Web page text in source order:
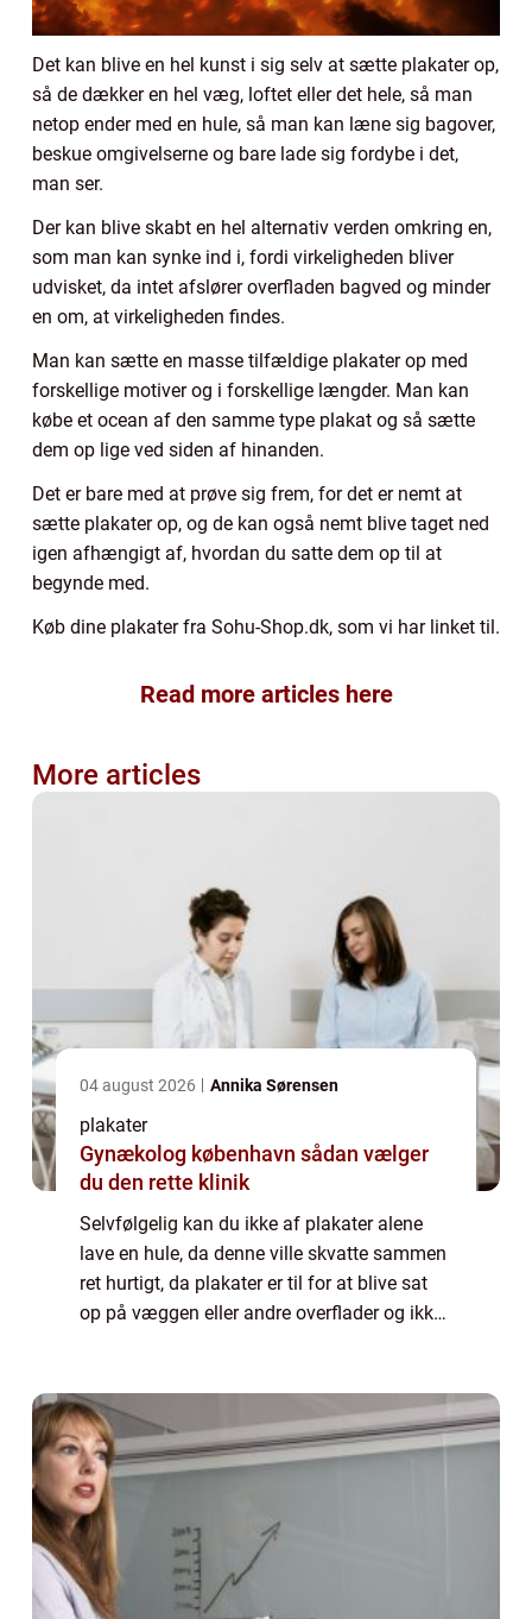
Det kan blive en hel kunst i sig selv at sætte plakater op,
så de dækker en hel væg, loftet eller det hele, så man
netop ender med en hule, så man kan læne sig bagover,
beskue omgivelserne og bare lade sig fordybe i det,
man ser.
Der kan blive skabt en hel alternativ verden omkring en,
som man kan synke ind i, fordi virkeligheden bliver
udvisket, da intet afslører overfladen bagved og minder
en om, at virkeligheden findes.
Man kan sætte en masse tilfældige plakater op med
forskellige motiver og i forskellige længder. Man kan
købe et ocean af den samme type plakat og så sætte
dem op lige ved siden af hinanden.
Det er bare med at prøve sig frem, for det er nemt at
sætte plakater op, og de kan også nemt blive taget ned
igen afhængigt af, hvordan du satte dem op til at
begynde med.
Køb dine plakater fra Sohu-Shop.dk, som vi har linket til.
Read more articles here
More articles
04 august 2026 Annika Sørensen
plakater
Gynækolog københavn sådan vælger
du den rette klinik
Selvfølgelig kan du ikke af plakater alene
lave en hule, da denne ville skvatte sammen
ret hurtigt, da plakater er til for at blive sat
op på væggen eller andre overflader og ikke